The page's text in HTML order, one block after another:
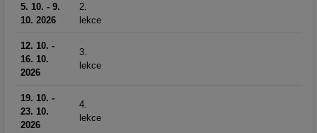
5. 10. - 9.
10. 2026
2.
lekce
12. 10. -
16. 10.
2026
3.
lekce
19. 10. -
23. 10.
2026
4.
lekce